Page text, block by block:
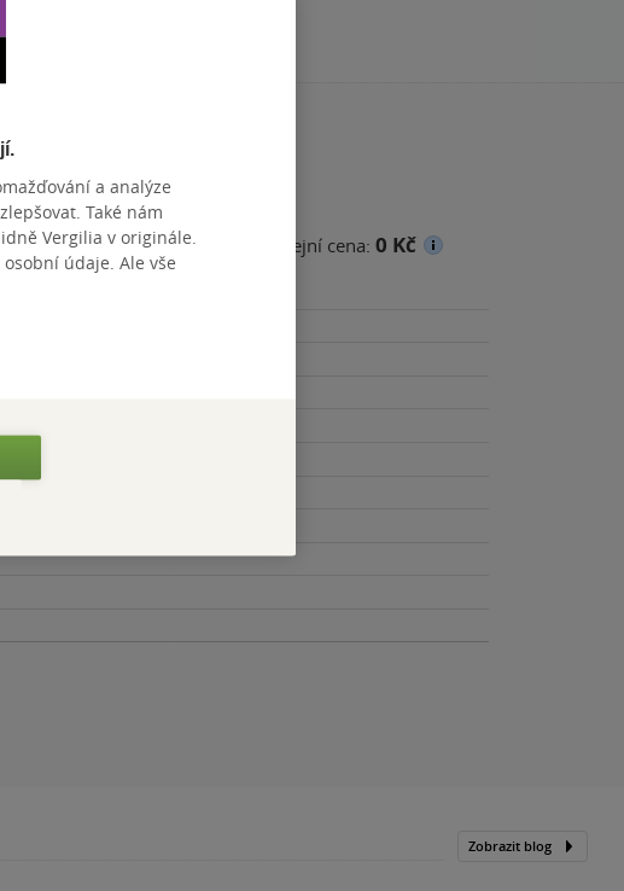
cena Minimální prodejní cena: 0 Kč
Zobrazit blog
a analýze
Také nám
Vergilia v originále.
údaje. Ale vše